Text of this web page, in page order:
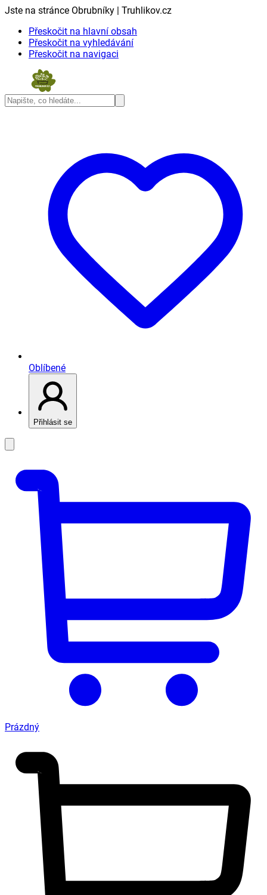
Jste na stránce Obrubníky | Truhlikov.cz
Přeskočit na hlavní obsah
Přeskočit na vyhledávání
Přeskočit na navigaci
Oblíbené
Přihlásit se
Prázdný